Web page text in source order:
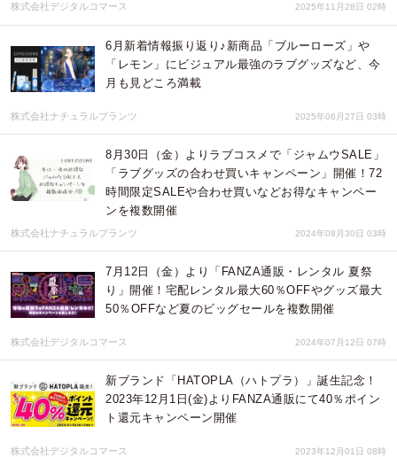
株式会社デジタルコマース 2025年11月28日 02時
6月新着情報振り返り♪新商品「ブルーローズ」や
「レモン」にビジュアル最強のラブグッズなど、今
月も見どころ満載
株式会社ナチュラルプランツ 2025年06月27日 03時
8月30日（金）よりラブコスメで「ジャムウSALE」
「ラブグッズの合わせ買いキャンペーン」開催！72
時間限定SALEや合わせ買いなどお得なキャンペー
ンを複数開催
株式会社ナチュラルプランツ 2024年08月30日 03時
7月12日（金）より「FANZA通販・レンタル 夏祭
り」開催！宅配レンタル最大60％OFFやグッズ最大
50％OFFなど夏のビッグセールを複数開催
株式会社デジタルコマース 2024年07月12日 07時
新ブランド「HATOPLA（ハトプラ）」誕生記念！
2023年12月1日(金)よりFANZA通販にて40％ポイン
ト還元キャンペーン開催
株式会社デジタルコマース 2023年12月01日 08時